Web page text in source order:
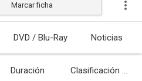
Marcar ficha
DVD / Blu-Ray Noticias
Duración Clasificación por edades